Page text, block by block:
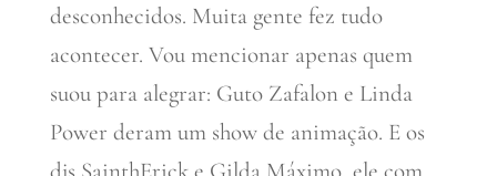
desconhecidos. Muita gente fez tudo
acontecer. Vou mencionar apenas quem
suou para alegrar: Guto Zafalon e Linda
Power deram um show de animação. E os